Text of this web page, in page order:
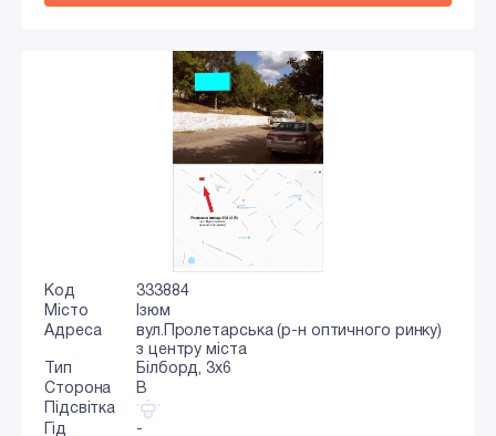
Код
333884
Місто
Ізюм
Адреса
вул.Пролетарська (р-н оптичного ринку)
з центру міста
Тип
Білборд, 3х6
Сторона
B
Підсвітка
Гід
-